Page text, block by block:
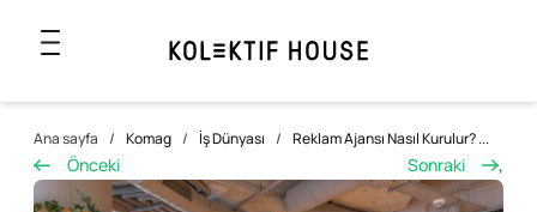
Ana sayfa / Komag / İş Dünyası / Reklam Ajansı Nasıl Kurulur? ...
Önceki Sonraki ,